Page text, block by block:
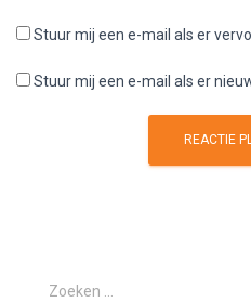
Stuur mij een e-mail als er
Stuur mij een e-mail als er
Z
Zoeken …